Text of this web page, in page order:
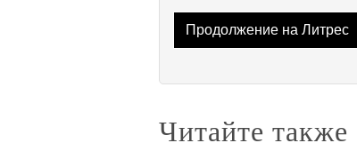
Продолжение на Литрес
Читайте также